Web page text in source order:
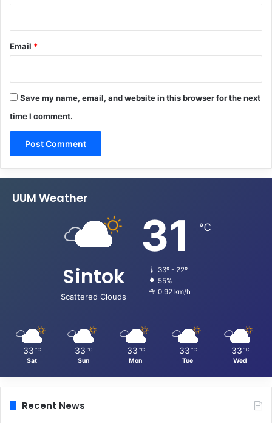
Email *
Save my name, email, and website in this browser for the next
time I comment.
UUM Weather
Sintok
Scattered Clouds
31 ℃
33º - 22º
55%
0.92 km/h
33 ℃
Sat
33 ℃
Sun
33 ℃
Mon
33 ℃
Tue
33 ℃
Wed
Recent News